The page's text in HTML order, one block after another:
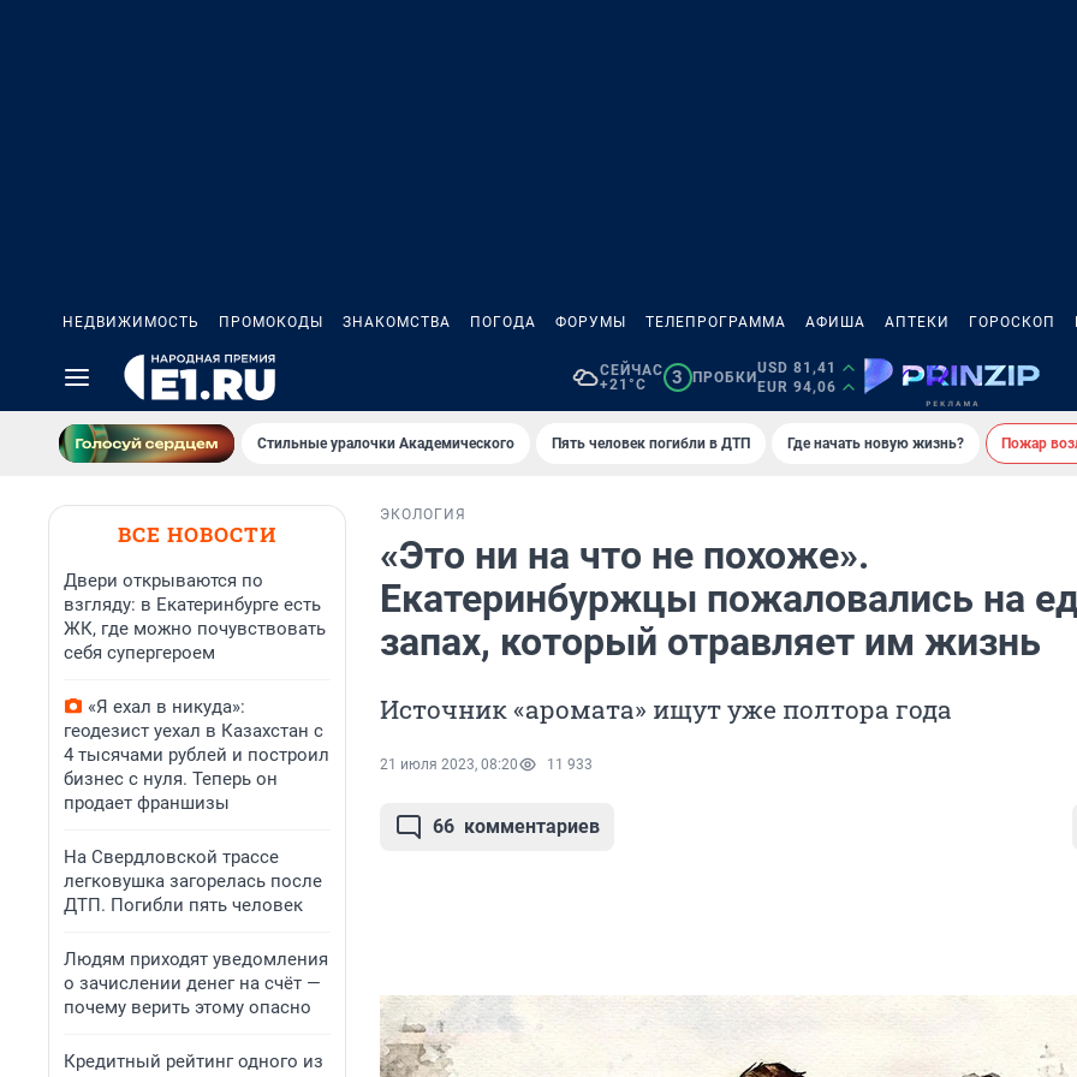
НЕДВИЖИМОСТЬ ПРОМОКОДЫ ЗНАКОМСТВА ПОГОДА ФОРУМЫ ТЕЛЕПРОГРАММА АФИША АПТЕКИ ГОРОСКОП
СЕЙЧАС
+21°C
3 ПРОБКИ
USD 81,41
EUR 94,06
Стильные уралочки Академического Пять человек погибли в ДТП Где начать новую жизнь? Пожар
ВСЕ НОВОСТИ
Двери открываются по
взгляду: в Екатеринбурге есть
ЖК, где можно почувствовать
себя супергероем
«Я ехал в никуда»:
геодезист уехал в Казахстан с
4 тысячами рублей и построил
бизнес с нуля. Теперь он
продает франшизы
На Свердловской трассе
легковушка загорелась после
ДТП. Погибли пять человек
Людям приходят уведомления
о зачислении денег на счёт —
почему верить этому опасно
Кредитный рейтинг одного из
ЭКОЛОГИЯ
«Это ни на что не похоже».
Екатеринбуржцы пожаловались на
запах, который отравляет им жизнь
Источник «аромата» ищут уже полтора года
21 июля 2023, 08:20 11 933
66 комментариев